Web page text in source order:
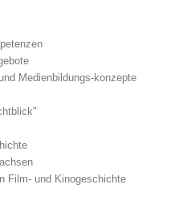
Medienbildungs-konzepte
Film- und Kinogeschichte